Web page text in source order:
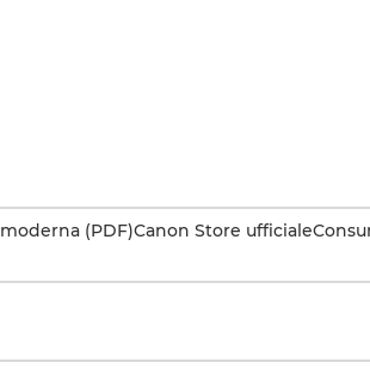
(PDF)Canon Store ufficiale